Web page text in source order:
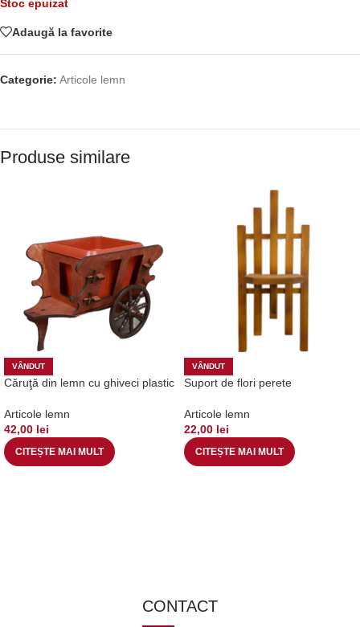
Stoc epuizat
Adaugă la favorite
Categorie: Articole lemn
Produse similare
VÂNDUT
Căruţă din lemn cu ghiveci plastic
Articole lemn
42,00 lei
CITEȘTE MAI MULT
VÂNDUT
Suport de flori perete
Articole lemn
22,00 lei
CITEȘTE MAI MULT
CONTACT